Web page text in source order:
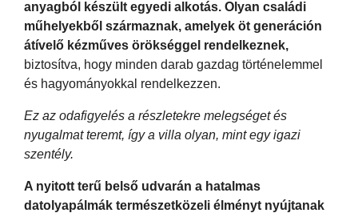
anyagból készült egyedi alkotás. Olyan családi
műhelyekből származnak, amelyek öt generáción
átívelő kézműves örökséggel rendelkeznek,
biztosítva, hogy minden darab gazdag történelemmel
és hagyományokkal rendelkezzen.
Ez az odafigyelés a részletekre melegséget és
nyugalmat teremt, így a villa olyan, mint egy igazi
szentély.
A nyitott terű belső udvarán a hatalmas
datolyapálmák természetközeli élményt nyújtanak